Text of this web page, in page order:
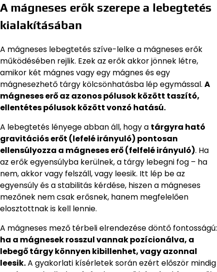
A mágneses erők szerepe a lebegtetés
kialakításában
A mágneses lebegtetés szíve-lelke a mágneses erők
működésében rejlik. Ezek az erők akkor jönnek létre,
amikor két mágnes vagy egy mágnes és egy
mágnesezhető tárgy kölcsönhatásba lép egymással. A
mágneses erő az azonos pólusok között taszító,
ellentétes pólusok között vonzó hatású.
A lebegtetés lényege abban áll, hogy a tárgyra ható
gravitációs erőt (lefelé irányuló) pontosan
ellensúlyozza a mágneses erő (felfelé irányuló). Ha
az erők egyensúlyba kerülnek, a tárgy lebegni fog – ha
nem, akkor vagy felszáll, vagy leesik. Itt lép be az
egyensúly és a stabilitás kérdése, hiszen a mágneses
mezőnek nem csak erősnek, hanem megfelelően
elosztottnak is kell lennie.
A mágneses mező térbeli elrendezése döntő fontosságú:
ha a mágnesek rosszul vannak pozícionálva, a
lebegő tárgy könnyen kibillenhet, vagy azonnal
leesik.A gyakorlati kísérletek során ezért először mindig